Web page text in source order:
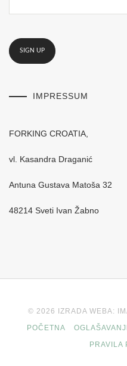
IMPRESSUM
FORKING CROATIA,
vl. Kasandra Draganić
Antuna Gustava Matoša 32
48214 Sveti Ivan Žabno
© 2026 IZRADA WEBA:
POČETNA
PRAVILA